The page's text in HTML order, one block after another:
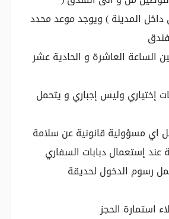
داخل المدينة ) ويوجد موعد محدد
الساعة العاشرة و الحادية عشر
إختياري وليس إجباري و يتحمل
اي مسؤولية قانونية عن سلامة
عند إستعمال دبابات السفاري
رسوم الدخول لحديقة
استمارة الحجز